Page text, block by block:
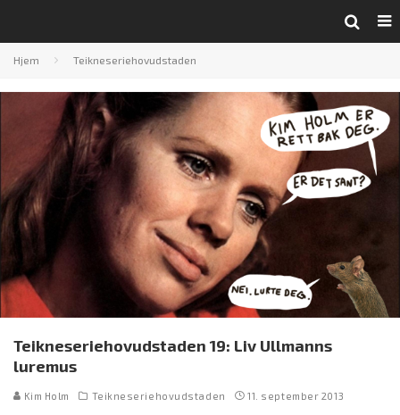
Hjem Teikneseriehovudstaden
Teikneseriehovudstaden 19: Liv Ullmanns
luremus
Kim Holm Teikneseriehovudstaden 11. september 2013